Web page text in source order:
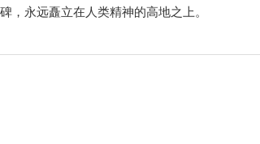
，永远矗立在人类精神的高地之上。